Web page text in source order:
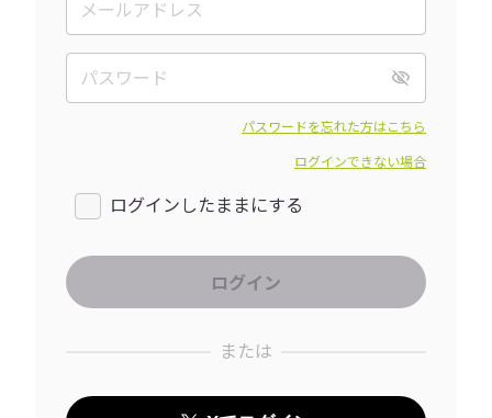
パスワードを忘れた方はこちら
ログインできない場合
ログインしたままにする
または